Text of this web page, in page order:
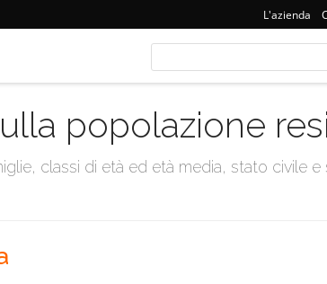
L'azienda
popolazione
classi di età ed età media, stato civile e